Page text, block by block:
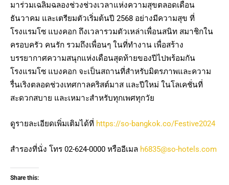
มาร่วมเฉลิมฉลองช่วงช่วงเวลาแห่งความสุขตลอดเดือน
ธันวาคม และเตรียมตัวเริ่มต้นปี 2568 อย่างมีความสุข ที่
โรงแรมโซ แบงคอก ถึงเวลารวมตัวเหล่าเพื่อนสนิท สมาชิกใน
ครอบครัว คนรัก รวมถึงเพื่อนๆ ในที่ทำงาน เพื่อสร้าง
บรรยากาศความสนุกแห่งเดือนสุดท้ายของปีไปพร้อมกัน
โรงแรมโซ แบงคอก จะเป็นสถานที่สำหรับมิตรภาพและความ
รื่นเริงตลอดช่วงเทศกาลคริสต์มาส และปีใหม่ ในโลเคชั่นที่
สะดวกสบาย และเหมาะสำหรับทุกเพศทุกวัย
ดูรายละเอียดเพิ่มเติมได้ที่ https://so-bangkok.co/Festive2024
สำรองที่นั่ง โทร 02-624-0000 หรืออีเมล h6835@so-hotels.com
Share this: